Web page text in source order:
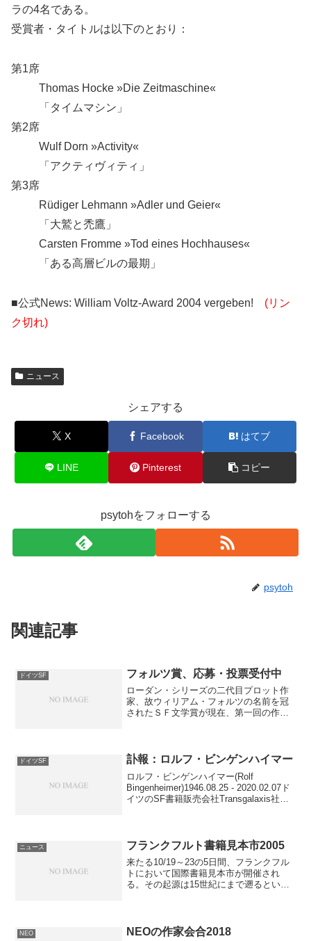
ラの4名である。
受賞者・タイトルは以下のとおり：
第1席
Thomas Hocke »Die Zeitmaschine«
「タイムマシン」
第2席
Wulf Dorn »Activity«
「アクティヴィティ」
第3席
Rüdiger Lehmann »Adler und Geier«
「大鷲と禿鷹」
Carsten Fromme »Tod eines Hochhauses«
「ある高層ビルの最期」
■公式News: William Voltz-Award 2004 vergeben! (リン
ク切れ)
ニュース
シェアする
X Facebook はてブ
LINE Pinterest コピー
psytohをフォローする
psytoh
関連記事
ドイツSF フォルツ賞、応募・投票受付中
ローダン・シリーズの二代目プロット作
家、故ウィリアム・フォルツの名前を冠
されたＳＦ文学賞が現在、第一回の作品
象作品は短篇のみ。審査員...
ドイツSF 訃報：ロルフ・ビンゲンハイマー
ロルフ・ビンゲンハイマー(Rolf
Bingenheimer)1946.08.25 - 2020.02.07ド
イツのSF書籍販売会社Transgalaxis社
ニュース フランクフルト書籍見本市2005
来たる10/19～23の5日間、フランクフル
トにおいて国際書籍見本市が開催され
る。その起源は15世紀にまで遡るという
来場...
NEO NEOの作家会合2018